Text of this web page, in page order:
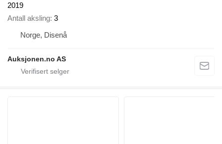
2019
Antall aksling 3
Norge, Disenå
Auksjonen.no AS